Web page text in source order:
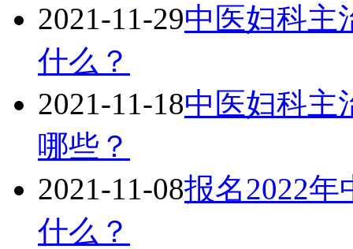
2021-11-29中医妇科主
什么？
2021-11-18中医妇科主
哪些？
2021-11-08报名2022
什么？